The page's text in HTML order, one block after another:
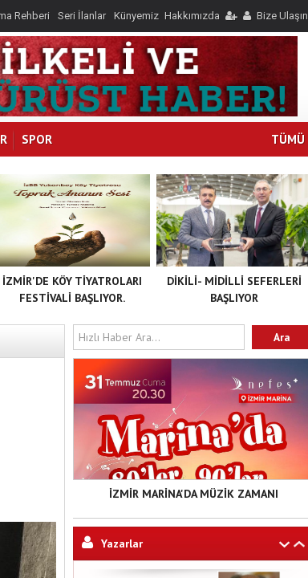
Rehberi Seri İlanlar Künyemiz Hakkımızda Bize Ulaşın
SPOR TÜMÜ
DİKİLİ- MİDİLLİ SEFERLERİ
BAŞLIYOR
İZMİR'DE KÖY TİYATROLARI
FESTİVALİ BAŞLIYOR.
İZMİR MARİNA'DA MÜZİK ZAMANI
Yazarlar